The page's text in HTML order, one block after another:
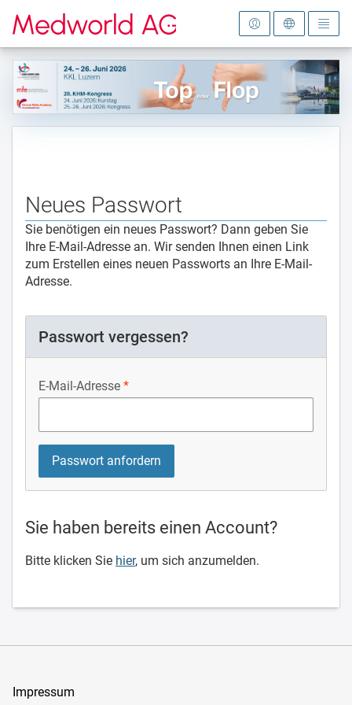
Zur Startseite
Neues Passwort
Sie benötigen ein neues Passwort? Dann geben Sie
Ihre E-Mail-Adresse an. Wir senden Ihnen einen Link
zum Erstellen eines neuen Passworts an Ihre E-Mail-
Adresse.
Passwort vergessen?
E-Mail-Adresse
Sie haben bereits einen Account?
Bitte klicken Sie hier, um sich anzumelden.
Impressum